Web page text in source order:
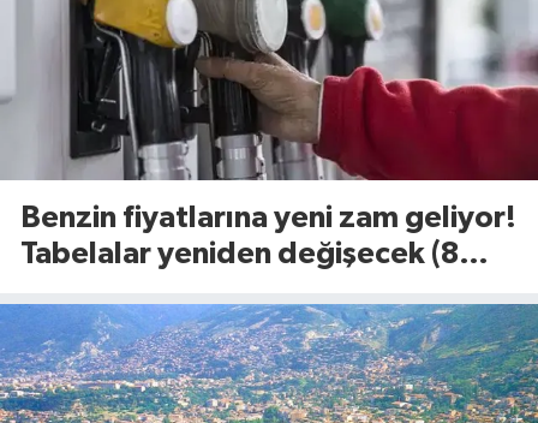
Benzin fiyatlarına yeni zam geliyor!
Tabelalar yeniden değişecek (8